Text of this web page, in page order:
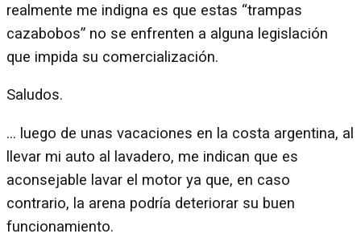
realmente me indigna es que estas “trampas
cazabobos” no se enfrenten a alguna legislación
que impida su comercialización.
Saludos.
… luego de unas vacaciones en la costa argentina, al
llevar mi auto al lavadero, me indican que es
aconsejable lavar el motor ya que, en caso
contrario, la arena podría deteriorar su buen
funcionamiento.